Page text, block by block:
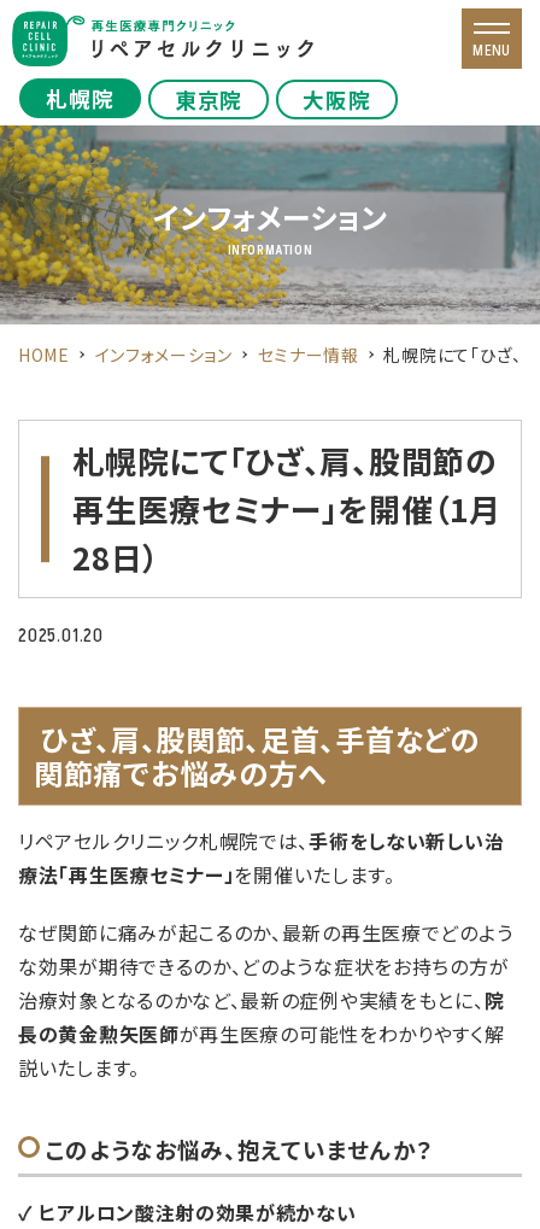
札幌院 東京院 大阪院
MENU
インフォメーション
INFORMATION
HOME インフォメーション セミナー情報 札幌院にて「ひざ、
札幌院にて「ひざ、肩、股間節の
再生医療セミナー」を開催（1月
28日）
2025.01.20
ひざ、肩、股関節、足首、手首などの
関節痛でお悩みの方へ
リペアセルクリニック札幌院では、手術をしない新しい治
療法「再生医療セミナー」を開催いたします。
なぜ関節に痛みが起こるのか、最新の再生医療でどのよう
な効果が期待できるのか、どのような症状をお持ちの方が
治療対象となるのかなど、最新の症例や実績をもとに、院
長の黄金勲矢医師が再生医療の可能性をわかりやすく解
説いたします。
このようなお悩み、抱えていませんか？
✓ ヒアルロン酸注射の効果が続かない